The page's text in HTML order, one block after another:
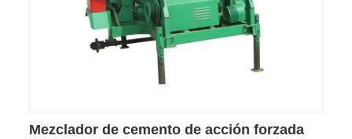
Mezclador de cemento de acción forzada